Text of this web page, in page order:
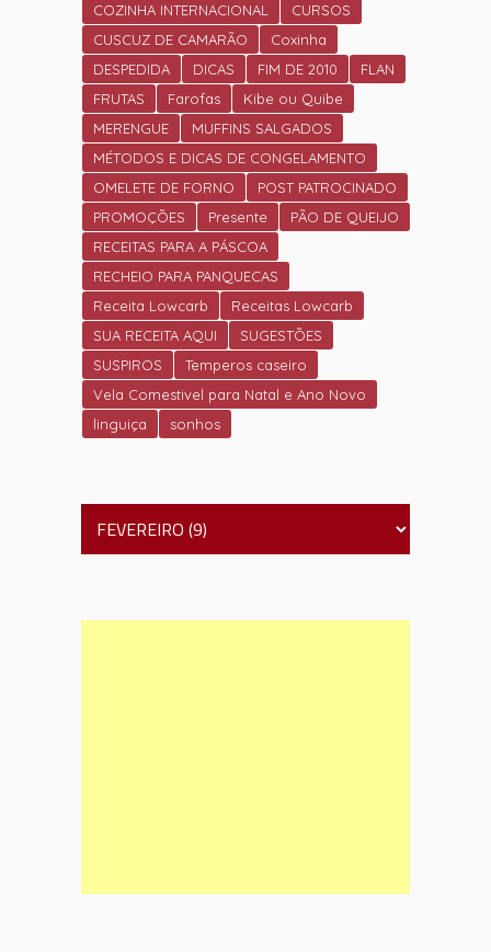
COZINHA INTERNACIONAL
CURSOS
CUSCUZ DE CAMARÃO
Coxinha
DESPEDIDA
DICAS FIM DE 2010
FLAN
FRUTAS
Farofas
Kibe ou Quibe
MERENGUE
MUFFINS SALGADOS
MÉTODOS E DICAS DE CONGELAMENTO
OMELETE DE FORNO
POST PATROCINADO
PROMOÇÕES
Presente
PÃO DE QUEIJO
RECEITAS PARA A PÁSCOA
RECHEIO PARA PANQUECAS
Receita Lowcarb
Receitas Lowcarb
SUA RECEITA AQUI
SUGESTÕES
SUSPIROS
Temperos caseiro
Vela Comestivel para Natal e Ano Novo
linguiça
sonhos